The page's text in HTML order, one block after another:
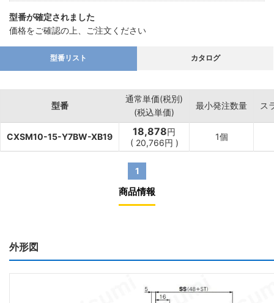
型番が確定されました
価格をご確認の上、ご注文ください
型番リスト カタログ
型番
通常単価(税別)
(税込単価)
最小発注数量 ス
CXSM10-15-Y7BW-XB19 18,878円
( 20,766円 )
1個
1
商品情報
外形図